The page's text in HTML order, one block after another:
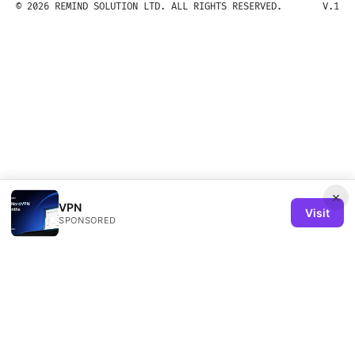
×
VPN
SPONSORED
Visit
© 2026 REMIND SOLUTION LTD. ALL RIGHTS RESERVED. V.1